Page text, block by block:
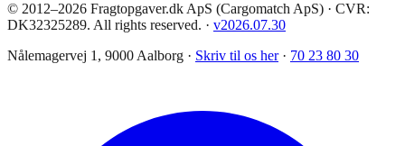
© 2012–2026 Fragtopgaver.dk ApS (Cargomatch ApS) · CVR:
DK32325289. All rights reserved. · v2026.07.30
Nålemagervej 1, 9000 Aalborg · Skriv til os her · 70 23 80 30